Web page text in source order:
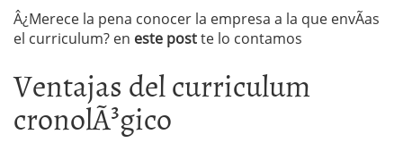
Â¿Merece la pena conocer la empresa a la que envÃ­as
el curriculum? en este postte lo contamos
Ventajas del curriculum
cronolÃ³gico